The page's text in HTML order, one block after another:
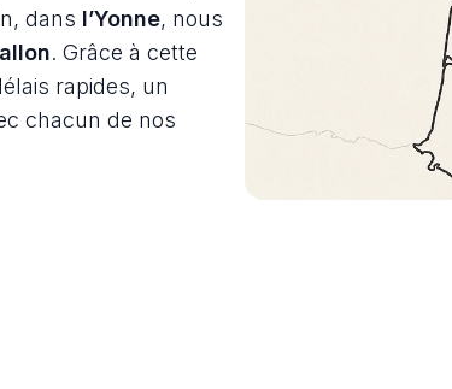
dans l’Yonne, nous
. Grâce à cette
rapides, un
chacun de nos